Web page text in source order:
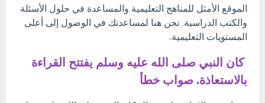
الموقع الأمثل للمناهج التعليمية والمساعدة في حلول الأسئلة
والكتب الدراسية. نحن هنا لمساعدتك في الوصول إلى أعلى
المستويات التعليمية.
كان النبي صلى الله عليه وسلم يفتتح القراءة
بالاستعاذة. صواب خطأ